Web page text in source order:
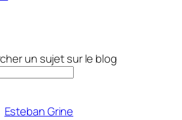
un sujet sur le blog
Esteban Grine